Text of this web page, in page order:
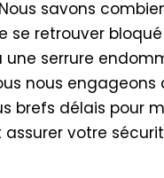
savons
se retrouver
serrure
nous engageons
brefs délais pour
votre